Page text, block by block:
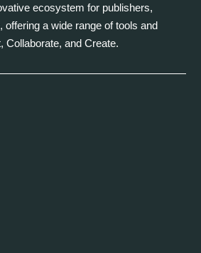
ecosystem for publishers,
offering a wide range of tools and
Collaborate, and Create.